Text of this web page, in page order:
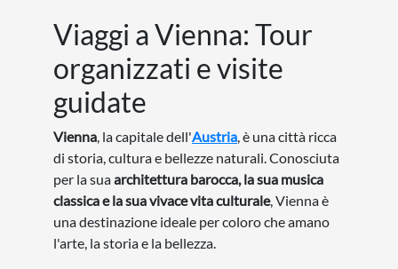
Viaggi a Vienna: Tour
organizzati e visite
guidate
Vienna, la capitale dell'Austria, è una città ricca
di storia, cultura e bellezze naturali. Conosciuta
per la suaarchitettura barocca, la sua musica
classica e la sua vivace vita culturale, Vienna è
una destinazione ideale per coloro che amano
l'arte, la storia e la bellezza.